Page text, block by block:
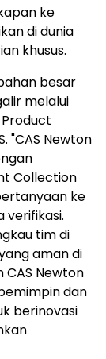
ke
di dunia
khusus.
besar
melalui
"CAS Newton
Collection
ke
verifikasi.
tim di
aman di
Newton
dan
berinovasi